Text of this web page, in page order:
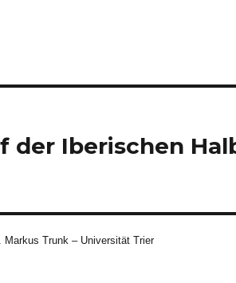
der Iberischen
Markus Trunk – Universität Trier